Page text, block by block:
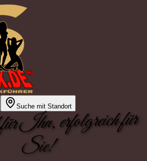
Suche mit Standort
Ihn, erfolgreich für
Sie!